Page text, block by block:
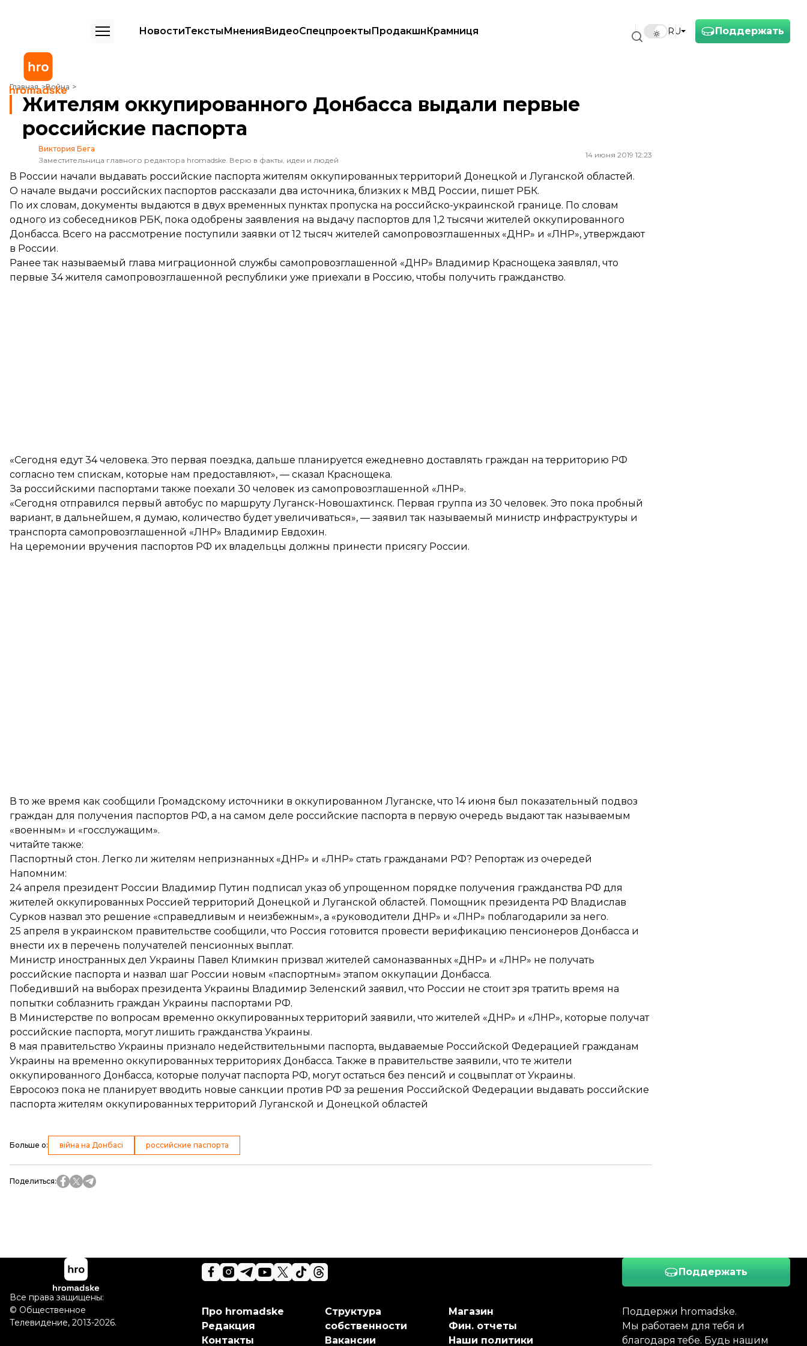
Поддержать
RU
НовостиТекстыМненияВидеоСпецпроектыПродакшнКрамниця
Главная Война
Жителям оккупированного Донбасса выдали первые российские паспорта
Жителям оккупированного Донбасса выдали первые
российские паспорта
Виктория Бега
Заместительница главного редактора hromadske. Верю в факты, идеи и людей
14 июня 2019 12:23
В России начали выдавать российские паспорта жителям оккупированных территорий Донецкой и Луганской областей.
О начале выдачи российских паспортов рассказали два источника, близких к МВД России, пишетРБК.
По их словам, документы выдаются в двух временных пунктах пропуска на российско-украинской границе. По словам
одного из собеседников РБК, пока одобрены заявления на выдачу паспортов для 1,2 тысячи жителей оккупированного
Донбасса. Всего на рассмотрение поступили заявки от 12 тысяч жителей самопровозглашенных «ДНР» и «ЛНР», утверждают
в России.
Ранее так называемый глава миграционной службы самопровозглашенной «ДНР» Владимир Краснощека заявлял, что
первые 34 жителя самопровозглашенной республики уже приехали в Россию, чтобы получить гражданство.
«Сегодня едут 34 человека. Это первая поездка, дальше планируется ежедневно доставлять граждан на территорию РФ
согласно тем спискам, которые нам предоставляют», — сказал Краснощека.
За российскими паспортами также поехали 30 человек из самопровозглашенной «ЛНР».
«Сегодня отправился первый автобус по маршруту Луганск-Новошахтинск. Первая группа из 30 человек. Это пока пробный
вариант, в дальнейшем, я думаю, количество будет увеличиваться», — заявил так называемый министр инфраструктуры и
транспорта самопровозглашенной «ЛНР» Владимир Евдохин.
На церемонии вручения паспортов РФ их владельцы должны принести присягу России.
В то же время как сообщили Громадскому источники в оккупированном Луганске, что 14 июня был показательный подвоз
граждан для получения паспортов РФ, а на самом деле российские паспорта в первую очередь выдают так называемым
«военным» и «госслужащим».
читайте также:
Паспортный стон. Легко ли жителям непризнанных «ДНР» и «ЛНР» стать гражданами РФ? Репортаж из очередей
Напомним:
24 апреля президент России Владимир Путин подписал указ об упрощенном порядке получения гражданства РФ для
жителей оккупированных Россией территорий Донецкой и Луганской областей. Помощник президента РФ Владислав
Сурков назвал это решение «справедливым и неизбежным», а «руководители ДНР» и «ЛНР» поблагодарили за него.
25 апреля в украинском правительстве сообщили, что Россия готовится провести верификацию пенсионеров Донбасса и
внести их в перечень получателей пенсионных выплат.
Министр иностранных дел Украины Павел Климкин призвал жителей самоназванных «ДНР» и «ЛНР» не получать
российские паспорта и назвал шаг России новым «паспортным» этапом оккупации Донбасса.
Победивший на выборах президента Украины Владимир Зеленский заявил, что России не стоитзря тратить время на
попытки соблазнить граждан Украины паспортами РФ.
В Министерстве по вопросам временно оккупированных территорий заявили, что жителей «ДНР» и «ЛНР», которые получат
российские паспорта, могут лишить гражданства Украины.
8 мая правительство Украины признало недействительными паспорта, выдаваемые Российской Федерацией гражданам
Украины на временно оккупированных территориях Донбасса. Также в правительстве заявили, что те жители
оккупированного Донбасса, которые получат паспорта РФ, могут остаться без пенсий и соцвыплатот Украины.
Евросоюз пока не планируетвводить новые санкции против РФ за решения Российской Федерации выдавать российские
паспорта жителям оккупированных территорий Луганской и Донецкой областей
Больше о: війна на Донбасі российские паспорта
Поделиться:
Поддержать
Поддержи hromadske.
Мы работаем для тебя и
благодаря тебе. Будь нашим
Про hromadske
Редакция
Контакты
Структура
собственности
Вакансии
Магазин
Фин. отчеты
Наши политики
Все права защищены:
© Общественное
Телевидение, 2013-2026.